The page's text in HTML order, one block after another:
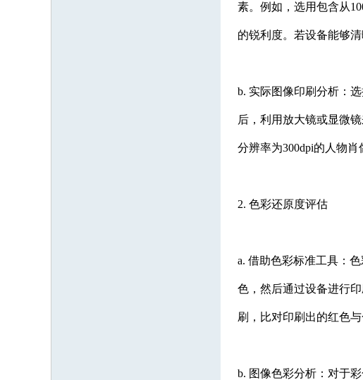
素。例如，选用包含从
的锐利度。若设备能够
b. 实际图像印刷分析：
后，利用放大镜或显微
分辨率为300dpi的人物
2. 色彩还原度评估
a. 借助色彩标准工具：
色，然后通过设备进行
刷，比对印刷出的红色
b. 图像色彩分析：对于